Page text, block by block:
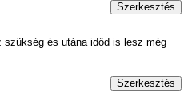
Szerkesztés
szükség és utána időd is lesz még
Szerkesztés